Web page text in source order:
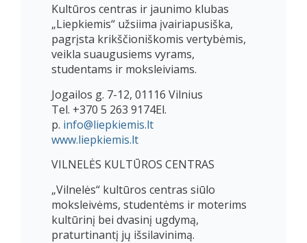
Kultūros centras ir jaunimo klubas
„Liepkiemis“ užsiima įvairiapusiška,
pagrįsta krikščioniškomis vertybėmis,
veikla suaugusiems vyrams,
studentams ir moksleiviams.
Jogailos g. 7-12, 01116 Vilnius
Tel. +370 5 263 9174El.
p. info@liepkiemis.lt
www.liepkiemis.lt
VILNELĖS KULTŪROS CENTRAS
„Vilnelės“ kultūros centras siūlo
moksleivėms, studentėms ir moterims
kultūrinį bei dvasinį ugdymą,
praturtinantį jų išsilavinimą.